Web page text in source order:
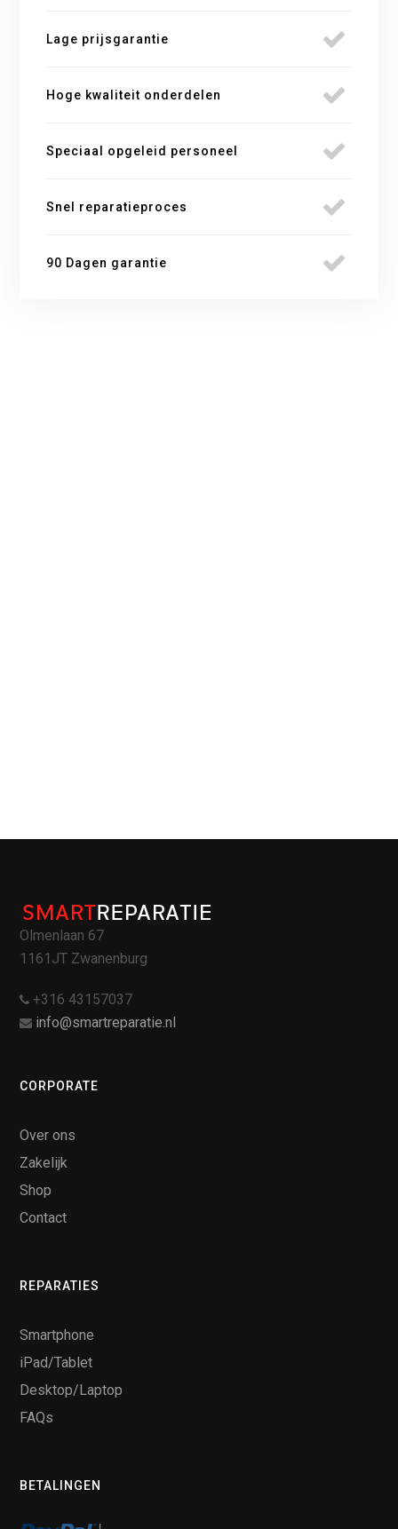
Lage prijsgarantie
Hoge kwaliteit onderdelen
Speciaal opgeleid personeel
Snel reparatieproces
90 Dagen garantie
Olmenlaan 67
1161JT Zwanenburg
+316 43157037
info@smartreparatie.nl
CORPORATE
Over ons
Zakelijk
Shop
Contact
REPARATIES
Smartphone
iPad/Tablet
Desktop/Laptop
FAQs
BETALINGEN